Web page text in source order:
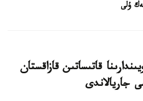
ۇلى
قاتىساتىن قازاقستان
جاريالاندى